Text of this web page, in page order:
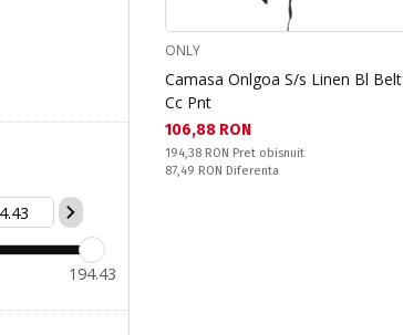
194.43
ONLY
Camasa Onlgoa S/s Linen Bl Belt
Cc Pnt
Текуща цена:
106,88 RON
Pret obisnuit:
194,38 RON Pret obisnuit
Спестявате:
87,49 RON Diferenta